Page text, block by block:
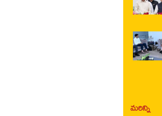
మరిన్ని